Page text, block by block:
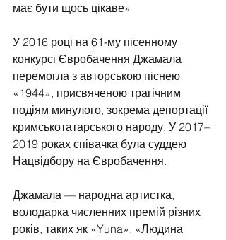
має бути щось цікаве»
У 2016 році на 61-му пісенному
конкурсі Євробачення Джамала
перемогла з авторською піснею
«1944», присвяченою трагічним
подіям минулого, зокрема депортації
кримськотатарського народу. У 2017–
2019 роках співачка була суддею
Нацвідбору на Євробачення.
Джамала — народна артистка,
володарка численних премій різних
років, таких як «Yuna», «Людина